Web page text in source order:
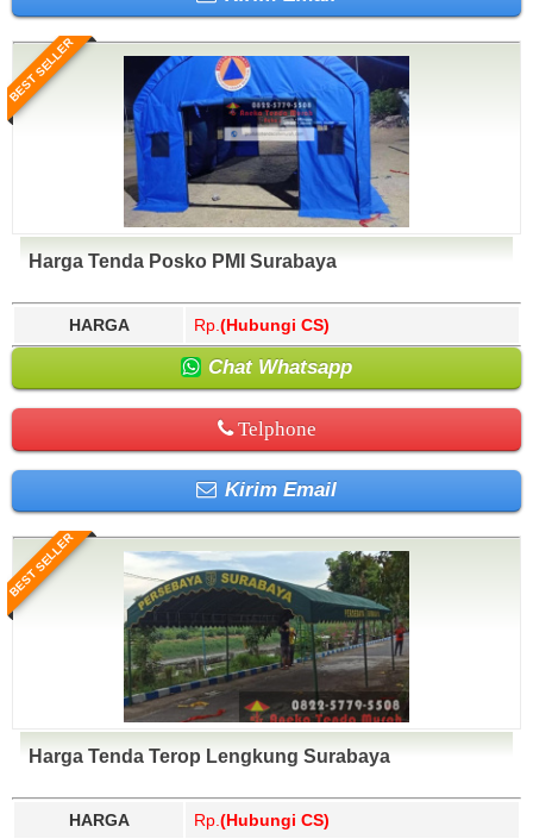
BEST SELLER
Harga Tenda Posko PMI Surabaya
HARGA Rp. (Hubungi CS)
Chat Whatsapp
Telphone
Kirim Email
BEST SELLER
Harga Tenda Terop Lengkung Surabaya
HARGA Rp. (Hubungi CS)